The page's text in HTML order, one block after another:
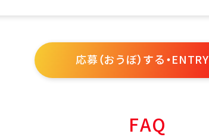
応募（おうぼ）する・ENTRY
FAQ